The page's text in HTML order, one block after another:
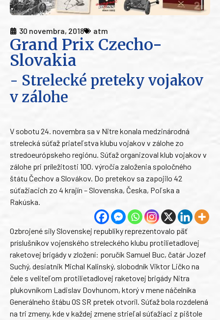
30 novembra, 2018 atm
Grand Prix Czecho-
Slovakia
- Strelecké preteky vojakov
v zálohe
V sobotu 24. novembra sa v Nitre konala medzinárodná
strelecká súťaž priateľstva klubu vojakov v zálohe zo
stredoeurópskeho regiónu. Súťaž organizoval klub vojakov v
zálohe pri príležitosti 100. výročia založenia spoločného
štátu Čechov a Slovákov. Do pretekov sa zapojilo 42
súťažiacich zo 4 krajín – Slovenska, Česka, Poľska a
Rakúska.
Ozbrojené sily Slovenskej republiky reprezentovalo päť
príslušníkov vojenského streleckého klubu protilietadlovej
raketovej brigády v zložení: poručík Samuel Buc, čatár Jozef
Suchý, desiatnik Michal Kalinský, slobodník Viktor Ličko na
čele s veliteľom protilietadlovej raketovej brigády Nitra
plukovníkom Ladislav Dovhunom, ktorý v mene náčelníka
Generálneho štábu OS SR pretek otvoril. Súťaž bola rozdelená
na tri zmeny, kde v každej zmene strieľal súťažiaci z pištole